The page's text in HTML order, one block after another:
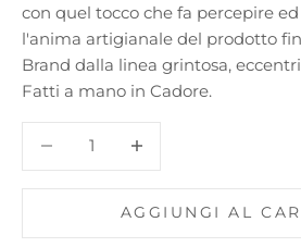
con quel tocco che fa percepire
l'anima artigianale del prodotto
Brand dalla linea grintosa,
Fatti a mano in Cadore.
Diminuisci quantità
AGGIUNGI AL